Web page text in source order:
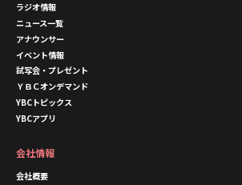
ラジオ情報
ニュース一覧
アナウンサー
イベント情報
試写会・プレゼント
ＹＢＣオンデマンド
YBCトピックス
YBCアプリ
会社情報
会社概要